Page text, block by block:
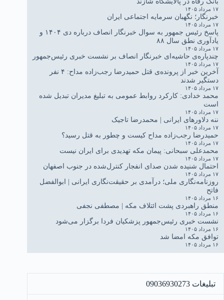
۱۷ مرداد ۱۴۰۵
خبرنگار؛ نگهبان سرمایه اجتماعی ایران
۱۷ مرداد ۱۴۰۵
پاسخ رئیس جمهور به سوال خبرنگار انصاف درباره دی ۱۴۰۴ و
یادآوری نطق سال ۸۸
۱۷ مرداد ۱۴۰۵
چندپاره‌ی حاشیه‌ای خبرنگار انصاف بر نشست خبری رئیس‌جمهور
۱۷ مرداد ۱۴۰۵
آخرین خبر از پرونده‌ی قتل حمیدرضا رجب‌زاده مداح: ۴ نفر
دستگیر شدند
۱۷ مرداد ۱۴۰۵
محمد خدادی: کارکرد روابط عمومی به تبلیغ مدیران تبدیل شده
است
۱۷ مرداد ۱۴۰۵
ننه دلاورهای ایرانی | محمدرضا تاجیک
۱۷ مرداد ۱۴۰۵
حمیدرضا رجب‌زاده مداح کیست و چطور به قتل رسید؟
۱۷ مرداد ۱۴۰۵
محمدعلی سبحانی: پیمان مکه تهدیدی برای ایران نیست
۱۷ مرداد ۱۴۰۵
احتمال شنیده شدن صدای انفجار کنترل‌شده در جنوب اصفهان
۱۷ مرداد ۱۴۰۵
روزنامه‌نگاری ملی؛ درآمدی بر حقیقت‌نگاری ایرانی | ابوالفضل
فاتح
۱۶ مرداد ۱۴۰۵
منطق راهبردی پشت ائتلاف مکه | مصطفی نجفی
۱۶ مرداد ۱۴۰۵
نشست خبری رئیس‌جمهور پزشکیان فردا برگزار می‌شود
۱۶ مرداد ۱۴۰۵
توافق مکه امضا شد
۱۶ مرداد ۱۴۰۵
تبلیغات 09036930273